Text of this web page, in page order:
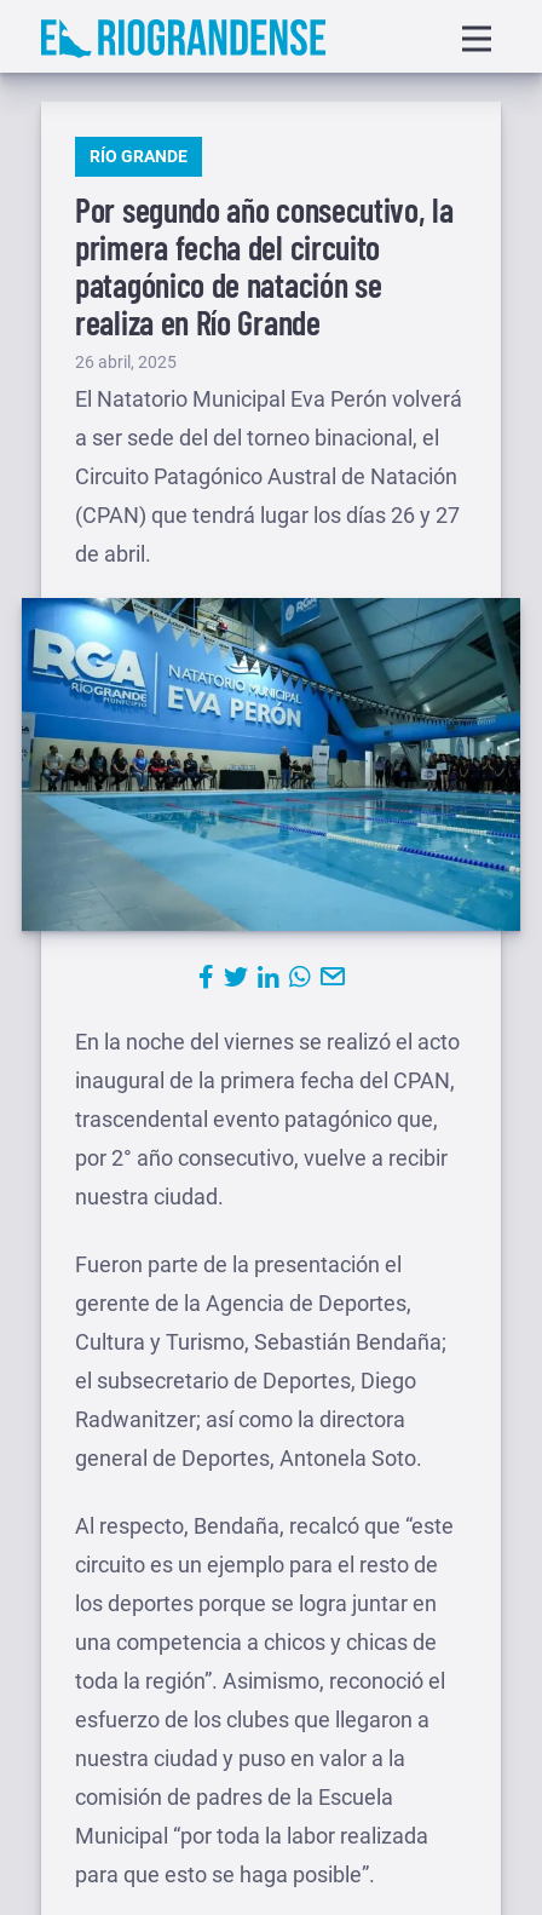
Saltar
menu
PUBLICADO
RÍO GRANDE
Por segundo año consecutivo, la
primera fecha del circuito
patagónico de natación se
realiza en Río Grande
Publicado
el
26 abril, 2025
El Natatorio Municipal Eva Perón volverá
a ser sede del del torneo binacional, el
Circuito Patagónico Austral de Natación
(CPAN) que tendrá lugar los días 26 y 27
de abril.
En la noche del viernes se realizó el acto
inaugural de la primera fecha del CPAN,
trascendental evento patagónico que,
por 2° año consecutivo, vuelve a recibir
nuestra ciudad.
Fueron parte de la presentación el
gerente de la Agencia de Deportes,
Cultura y Turismo, Sebastián Bendaña;
el subsecretario de Deportes, Diego
Radwanitzer; así como la directora
general de Deportes, Antonela Soto.
Al respecto, Bendaña, recalcó que “este
circuito es un ejemplo para el resto de
los deportes porque se logra juntar en
una competencia a chicos y chicas de
toda la región”. Asimismo, reconoció el
esfuerzo de los clubes que llegaron a
nuestra ciudad y puso en valor a la
comisión de padres de la Escuela
Municipal “por toda la labor realizada
para que esto se haga posible”.